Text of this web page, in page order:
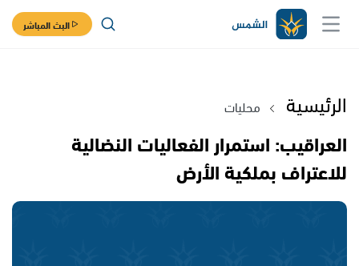
البث المباشر
الرئيسية محليات
العراقيب: استمرار الفعاليات النضالية
للاعتراف بملكية الأرض